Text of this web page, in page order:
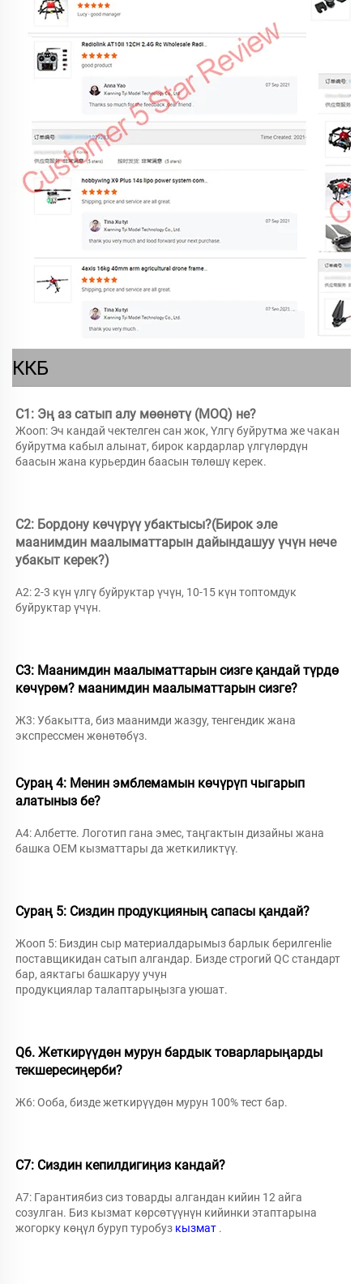
ККБ
С1: Эң аз сатып алу мөөнөтү (MOQ) не?
Жооп: Эч кандай чектелген сан жок, Үлгү буйрутма же чакан
буйрутма кабыл алынат, бирок кардарлар үлгүлөрдүн
баасын жана курьердин баасын төлөшү керек.
С2: Бордону көчүрүү убактысы?(Бирок эле
маанимдин маалыматтарын дайындашуу үчүн нече
убакыт керек?)
A2: 2-3 күн үлгү буйруктар үчүн, 10-15 күн топтомдук
буйруктар үчүн.
С3: Маанимдин маалыматтарын сизге қандай түрдө
көчүрөм? маанимдин маалыматтарын сизге?
Ж3: Убакытта, биз маанимди жазgy, тенгендик жана
экспрессмен жөнөтөбүз.
Сураң 4: Менин эмблемамын көчүрүп чыгарып
алатыныз бе?
А4: Албетте. Логотип гана эмес, таңгактын дизайны жана
башка OEM кызматтары да жеткиликтүү.
Сураң 5: Сиздин продукцияның сапасы қандай?
Жооп 5: Биздин сыр материалдарымыз барлык берилгенlie
поставщикидан сатып алгандар. Бизде строгий QC стандарт
бар, аяктагы башкаруу учун
продукциялар талаптарыңызга уюшат.
Q6. Жеткирүүдөн мурун бардык товарларыңарды
текшересиңерби?
Ж6: Ооба, бизде жеткирүүдөн мурун 100% тест бар.
С7: Сиздин кепилдигиңиз кандай?
A7: Гарантиябиз сиз товарды алгандан кийин 12 айга
созулган. Биз кызмат көрсөтүүнүн кийинки этаптарына
жогорку көңүл буруп туробуз кызмат .